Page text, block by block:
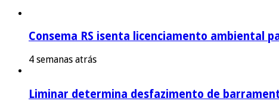
Consema RS isenta licenciamento ambiental
4 semanas atrás
Liminar determina desfazimento de